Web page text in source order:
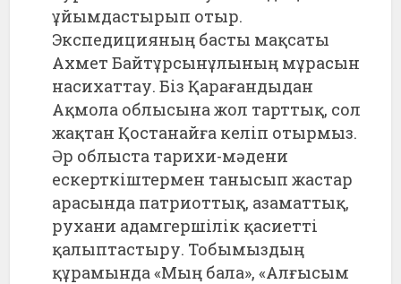
ұйымдастырып отыр.
Экспедицияның басты мақсаты
Ахмет Байтұрсынұлының мұрасын
насихаттау. Біз Қарағандыдан
Ақмола облысына жол тарттық, сол
жақтан Қостанайға келіп отырмыз.
Әр облыста тарихи-мәдени
ескерткіштермен танысып жастар
арасында патриоттық, азаматтық,
рухани адамгершілік қасиетті
қалыптастыру. Тобымыздың
құрамында «Мың бала», «Алғысым